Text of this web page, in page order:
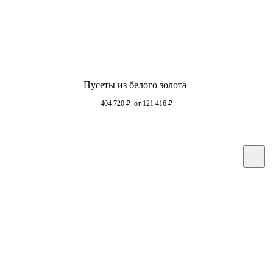
Пусеты из белого золота
404 720 ₽ от 121 416 ₽